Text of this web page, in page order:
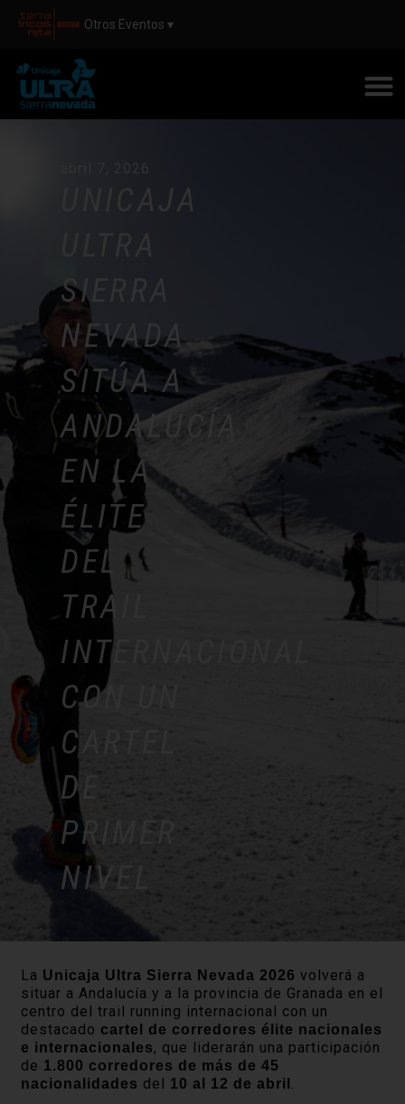
Otros Eventos ▾
UNICAJA
SIERRA
NEVADA
SITÚA A
ANDALUCÍA
EN LA
ÉLITE
DEL
TRAIL
INTERNACIONAL
CON UN
CARTEL
DE
PRIMER
NIVEL
La Unicaja Ultra Sierra Nevada 2026 volverá a
situar a Andalucía y a la provincia de Granada en el
centro del trail running internacional con un
destacado cartel de corredores élite nacionales
e internacionales, que liderarán una participación
de 1.800 corredores de más de 45
nacionalidades del 10 al 12 de abril